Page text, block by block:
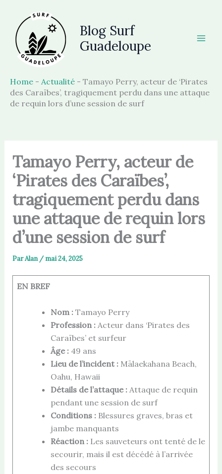
contenu
Blog Surf
Guadeloupe
Home - Actualité - Tamayo Perry, acteur de ‘Pirates
des Caraïbes’, tragiquement perdu dans une attaque
de requin lors d’une session de surf
Tamayo Perry, acteur de
‘Pirates des Caraïbes’,
tragiquement perdu dans
une attaque de requin lors
d’une session de surf
ParAlan / mai 24, 2025
EN BREF
Nom :Tamayo Perry
Profession :Acteur dans ‘Pirates des
Caraïbes’ et surfeur
Âge :49 ans
Lieu de l’incident :Mālaekahana Beach,
Oahu, Hawaii
Détails de l’attaque :Attaque de requin
pendant une session de surf
Conditions :Blessures graves, bras et
jambe manquants
Réaction :Les sauveteurs ont tenté de le
secourir, mais il est décédé à l’arrivée
des secours